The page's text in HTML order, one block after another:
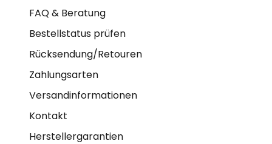
FAQ & Beratung
Bestellstatus prüfen
Rücksendung/Retouren
Zahlungsarten
Versandinformationen
Kontakt
Herstellergarantien